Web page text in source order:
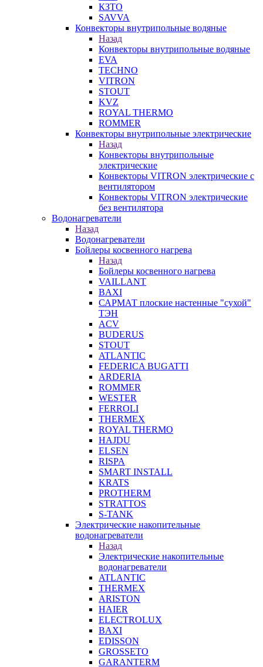
КЗТО
SAVVA
Конвекторы внутрипольные водяные
Назад
Конвекторы внутрипольные водяные
EVA
TECHNO
VITRON
STOUT
KVZ
ROYAL THERMO
ROMMER
Конвекторы внутрипольные электрические
Назад
Конвекторы внутрипольные
электрические
Конвекторы VITRON электрические с
вентилятором
Конвекторы VITRON электрические
без вентилятора
Водонагреватели
Назад
Водонагреватели
Бойлеры косвенного нагрева
Назад
Бойлеры косвенного нагрева
VAILLANT
BAXI
САРМАТ плоские настенные "сухой"
ТЭН
ACV
BUDERUS
STOUT
ATLANTIC
FEDERICA BUGATTI
ARDERIA
ROMMER
WESTER
FERROLI
THERMEX
ROYAL THERMO
HAJDU
ELSEN
RISPA
SMART INSTALL
KRATS
PROTHERM
STRATTOS
S-TANK
Электрические накопительные
водонагреватели
Назад
Электрические накопительные
водонагреватели
ATLANTIC
THERMEX
ARISTON
HAIER
ELECTROLUX
BAXI
EDISSON
GROSSETO
GARANTERM